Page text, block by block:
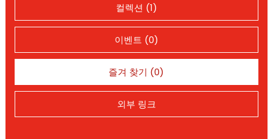
컬렉션 (1)
이벤트 (0)
즐겨 찾기 (0)
외부 링크